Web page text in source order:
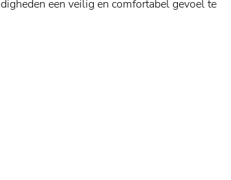
een veilig en comfortabel gevoel te